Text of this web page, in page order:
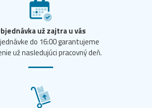
už zajtra u vás
do 16:00 garantujeme
už nasledujúci pracovný deň.